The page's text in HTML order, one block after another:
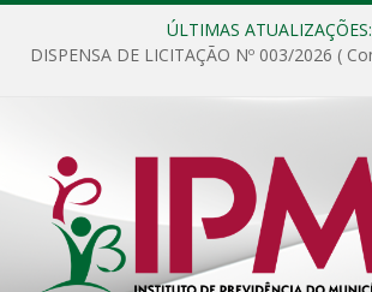
ÚLTIMAS ATUALIZAÇÕES: